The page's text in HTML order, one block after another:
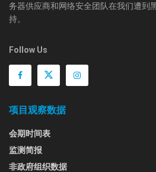
务器供应商和网络安全团队在我们遭到
持。
Follow Us
项目观察数据
会期时间表
监测简报
非政府组织数据